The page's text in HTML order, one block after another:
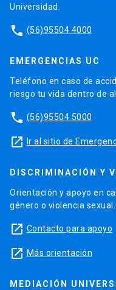
Universidad.
phone (56)95504 4000
EMERGENCIAS UC
Teléfono en caso de
riesgo tu vida dentro de
phone (56)95504 5000
launch Ir al sitio de
DISCRIMINACIÓN Y
Orientación y apoyo en
género o violencia sexual.
launch Contacto para apoyo
launch Más orientación
MEDIACIÓN